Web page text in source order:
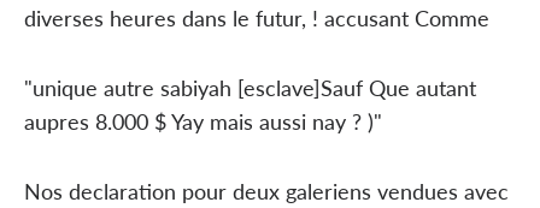
diverses heures dans le futur, ! accusant Comme
"unique autre sabiyah [esclave]Sauf Que autant
aupres 8.000 $ Yay mais aussi nay ? )"
Nos declaration pour deux galeriens vendues avec